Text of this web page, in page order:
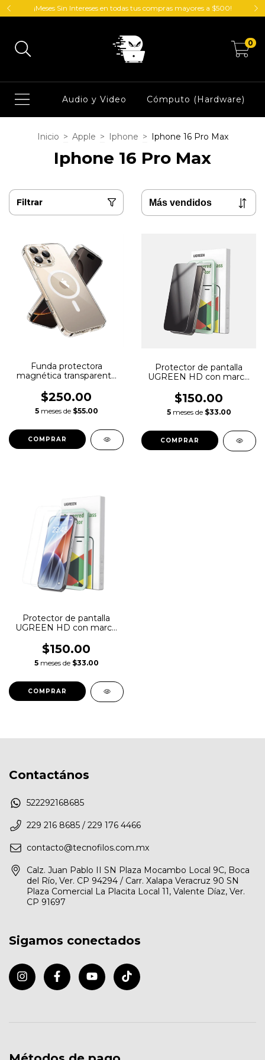
¡Meses Sin Intereses en todas tus compras mayores a $500!
0
Audio y Video Cómputo (Hardware)
Inicio > Apple > Iphone > Iphone 16 Pro Max
Iphone 16 Pro Max
Filtrar
Funda protectora
magnética transparente
iPhone 16 Pro
Max(transparente)
$250.00
5 meses de $55.00
Protector de pantalla
UGREEN HD con marco
16 Pro Max
$150.00
5 meses de $33.00
Protector de pantalla
UGREEN HD con marco
16 Pro Max
$150.00
5 meses de $33.00
Contactános
522292168685
229 216 8685 / 229 176 4466
contacto@tecnofilos.com.mx
Calz. Juan Pablo II SN Plaza Mocambo Local 9C, Boca
del Río, Ver. CP 94294 / Carr. Xalapa Veracruz 90 SN
Plaza Comercial La Placita Local 11, Valente Díaz, Ver.
CP 91697
Sigamos conectados